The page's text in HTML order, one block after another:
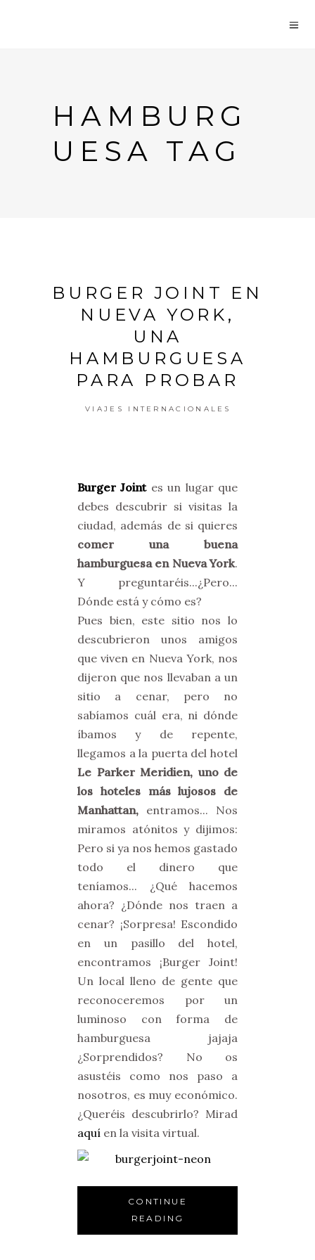
HAMBURG
UESA TAG
BURGER JOINT EN
NUEVA YORK,
UNA
HAMBURGUESA
PARA PROBAR
VIAJES INTERNACIONALES
Burger Joint es un lugar que
debes descubrir si visitas la
ciudad, además de si quieres
comer una buena
hamburguesa en Nueva York.
Y preguntaréis...¿Pero...
Dónde está y cómo es?
Pues bien, este sitio nos lo
descubrieron unos amigos
que viven en Nueva York, nos
dijeron que nos llevaban a un
sitio a cenar, pero no
sabíamos cuál era, ni dónde
íbamos y de repente,
llegamos a la puerta del hotel
Le Parker Meridien, uno de
los hoteles más lujosos de
Manhattan, entramos... Nos
miramos atónitos y dijimos:
Pero si ya nos hemos gastado
todo el dinero que
teníamos... ¿Qué hacemos
ahora? ¿Dónde nos traen a
cenar? ¡Sorpresa! Escondido
en un pasillo del hotel,
encontramos ¡Burger Joint!
Un local lleno de gente que
reconoceremos por un
luminoso con forma de
hamburguesa jajaja
¿Sorprendidos? No os
asustéis como nos paso a
nosotros, es muy económico.
¿Queréis descubrirlo? Mirad
aquí en la visita virtual.
CONTINUE
READING